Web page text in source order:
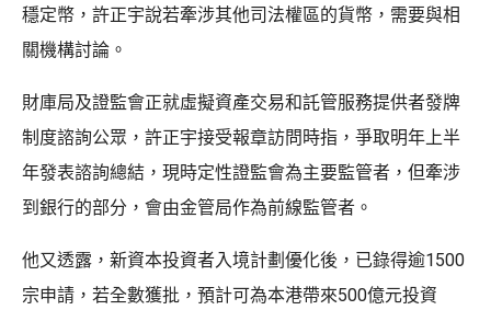
穩定幣，許正宇說若牽涉其他司法權區的貨幣，需要與相
關機構討論。
財庫局及證監會正就虛擬資產交易和託管服務提供者發牌
制度諮詢公眾，許正宇接受報章訪問時指，爭取明年上半
年發表諮詢總結，現時定性證監會為主要監管者，但牽涉
到銀行的部分，會由金管局作為前線監管者。
他又透露，新資本投資者入境計劃優化後，已錄得逾1500
宗申請，若全數獲批，預計可為本港帶來500億元投資